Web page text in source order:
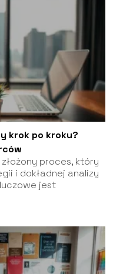
krok po kroku?
proces, który
i dokładnej analizy
jest